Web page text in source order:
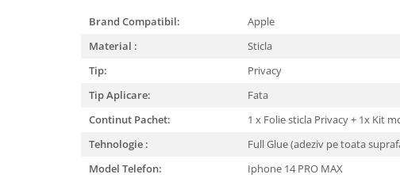
Brand Compatibil:
Apple
Material :
Sticla
Tip:
Privacy
Tip Aplicare:
Fata
Continut Pachet:
1 x Folie sticla Privacy + 1x Kit
Tehnologie :
Full Glue (adeziv pe toata
Model Telefon:
Iphone 14 PRO MAX